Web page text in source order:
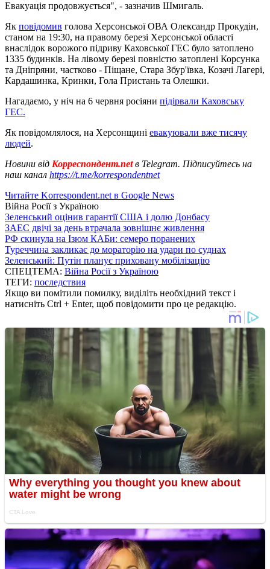
Евакуація продовжується", - зазначив Шмигаль.
Як повідомив голова Херсонської ОВА Олександр Прокудін,
станом на 19:30, на правому березі Херсонської області
внаслідок ворожого підриву Каховської ГЕС було затоплено
1335 будинків. На лівому березі повністю затоплені Корсунка
та Дніпряни, частково - Піщане, Стара Збур'ївка, Козачі Лагері,
Кардашинка, Кринки, Гола Пристань та Олешки.
Нагадаємо, у ніч на 6 червня росіяни підірвали Каховську
ГЕС.
Як повідомлялося, на Херсонщині евакуювали вже тисячу
людей.
Новини від Корреспондент.netв Telegram. Підписуйтесь на
наш канал https://t.me/korrespondentnet
Читайте Korrespondent.net в Google News
Війна Росії з Україною
Зеленський оцінив гарантії США і долю Донбасу
ЗАЕС двічі за день втрачала зовнішнє живлення
РФ скинула на Ізюм КАБи: семеро поранених
Туреччина закликає до мораторію на удари по суднах
Зеленський: Путін планує приховану мобілізацію
СПЕЦТЕМА: Війна Росії з Україною
ТЕГИ: последствия
Якщо ви помітили помилку, виділіть необхідний текст і
натисніть Ctrl + Enter, щоб повідомити про це редакцію.